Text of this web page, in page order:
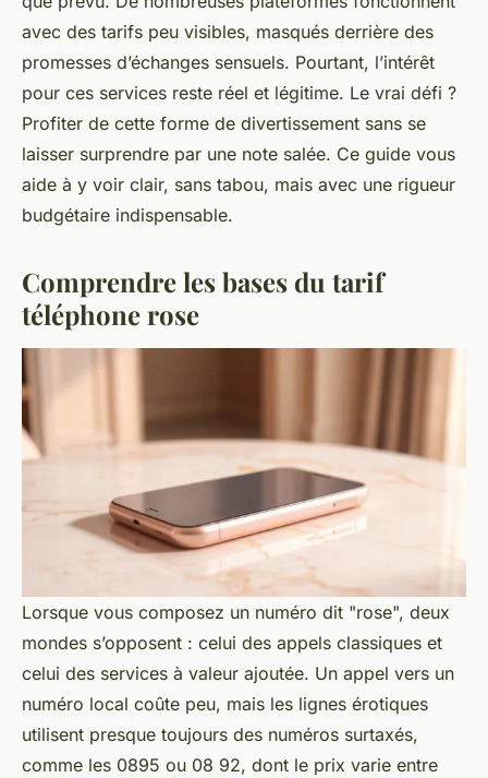
avec des tarifs peu visibles, masqués derrière des
promesses d’échanges sensuels. Pourtant, l’intérêt
pour ces services reste réel et légitime. Le vrai défi ?
Profiter de cette forme de divertissement sans se
laisser surprendre par une note salée. Ce guide vous
aide à y voir clair, sans tabou, mais avec une rigueur
budgétaire indispensable.
Comprendre les bases du tarif
téléphone rose
Lorsque vous composez un numéro dit "rose", deux
mondes s’opposent : celui des appels classiques et
celui des services à valeur ajoutée. Un appel vers un
numéro local coûte peu, mais les lignes érotiques
utilisent presque toujours des numéros surtaxés,
comme les 0895 ou 08 92, dont le prix varie entre